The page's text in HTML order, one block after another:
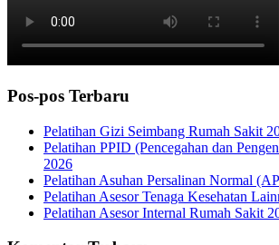
Pos-pos Terbaru
Pelatihan Gizi Seimbang Rumah Sakit
Pelatihan PPID (Pencegahan dan
2026
Pelatihan Asuhan Persalinan Normal
Pelatihan Asesor Tenaga Kesehatan
Pelatihan Asesor Internal Rumah Sakit